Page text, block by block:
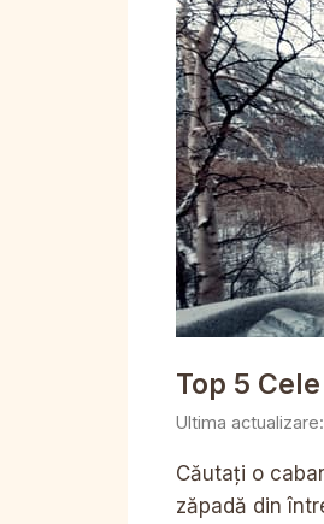
Top 5
Căutați o
zăpadă din